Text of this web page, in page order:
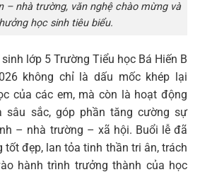
– nhà trường, văn nghệ chào mừng và
học sinh tiêu biểu.
lớp 5 Trường Tiểu học Bá Hiến B
không chỉ là dấu mốc khép lại
của các em, mà còn là hoạt động
sâu sắc, góp phần tăng cường sự
– nhà trường – xã hội. Buổi lễ đã
tốt đẹp, lan tỏa tinh thần tri ân, trách
hành trình trưởng thành của học